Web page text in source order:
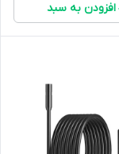
افزودن به سبد